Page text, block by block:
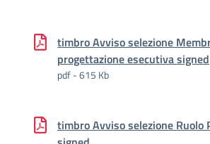
timbro Avviso selezione
progettazione esecutiva signed
pdf - 615 Kb
timbro Avviso selezione Ruolo